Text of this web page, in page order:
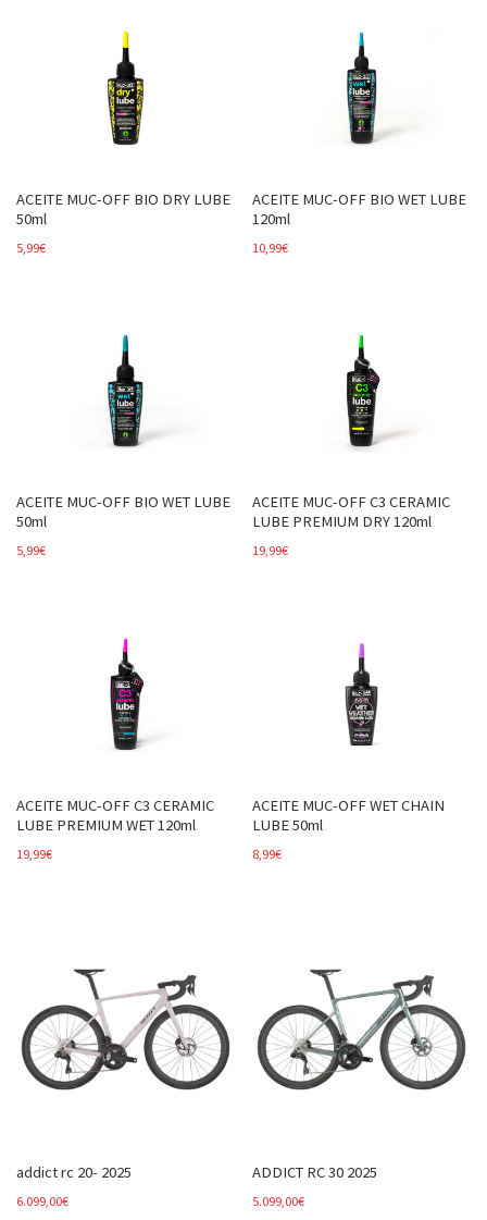
ACEITE MUC-OFF BIO DRY LUBE
50ml
5,99€
ACEITE MUC-OFF BIO WET LUBE
120ml
10,99€
ACEITE MUC-OFF BIO WET LUBE
50ml
5,99€
ACEITE MUC-OFF C3 CERAMIC
LUBE PREMIUM DRY 120ml
19,99€
ACEITE MUC-OFF C3 CERAMIC
LUBE PREMIUM WET 120ml
19,99€
ACEITE MUC-OFF WET CHAIN
LUBE 50ml
8,99€
addict rc 20- 2025
6.099,00€
ADDICT RC 30 2025
5.099,00€